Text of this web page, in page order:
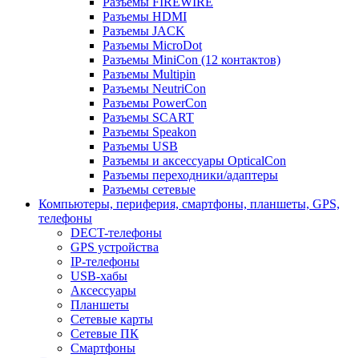
Разъемы HDMI
Разъемы JACK
Разъемы MicroDot
Разъемы MiniCon (12 контактов)
Разъемы Multipin
Разъемы NeutriCon
Разъемы PowerCon
Разъемы SCART
Разъемы Speakon
Разъемы USB
Разъемы и аксессуары OpticalCon
Разъемы переходники/адаптеры
Разъемы сетевые
Компьютеры, периферия, смартфоны, планшеты, GPS,
телефоны
DECT-телефоны
GPS устройства
IP-телефоны
USB-хабы
Аксессуары
Планшеты
Сетевые карты
Сетевые ПК
Смартфоны